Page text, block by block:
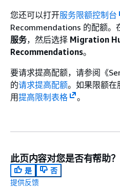
您还可以打开服务限额控制台
Recommendations 的配额。
服务，然后选择 Migration
Recommendations。
要请求提高配额，请参阅《
的请求提高配额。如果限额在
用提高限制表格 。
此页内容对您是否有帮助？
是
否
提供反馈